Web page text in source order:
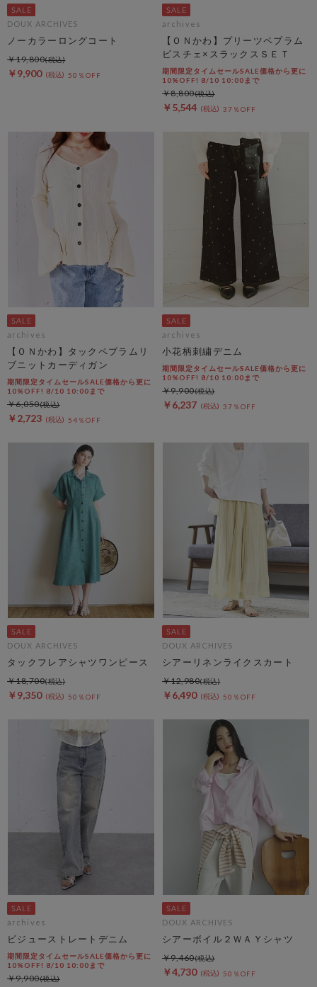
DOUX ARCHIVES
ノーカラーロングコート
￥9,900 50％OFF
￥19,800
archives
【ＯＮかわ】プリーツペプラム
ビスチェ×スラックスＳＥＴ
期間限定タイムセールSALE価格から更に
10%OFF! 8/10 10:00まで
￥5,544 37％OFF
￥8,800
archives
【ＯＮかわ】タックペプラムリ
ブニットカーディガン
期間限定タイムセールSALE価格から更に
10%OFF! 8/10 10:00まで
￥2,723 54％OFF
￥6,050
archives
小花柄刺繍デニム
期間限定タイムセールSALE価格から更に
10%OFF! 8/10 10:00まで
￥6,237 37％OFF
￥9,900
DOUX ARCHIVES
タックフレアシャツワンピース
￥9,350 50％OFF
￥18,700
DOUX ARCHIVES
シアーリネンライクスカート
￥6,490 50％OFF
￥12,980
archives
ビジューストレートデニム
期間限定タイムセールSALE価格から更に
10%OFF! 8/10 10:00まで
￥9,900
DOUX ARCHIVES
シアーボイル２ＷＡＹシャツ
￥4,730 50％OFF
￥9,460